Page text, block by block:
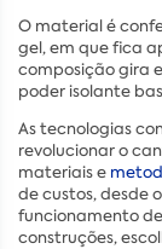
O material é
gel, em que fica
composição gira
poder isolante
As tecnologias
revolucionar o
materiais e
de custos, desde o
funcionamento
construções,